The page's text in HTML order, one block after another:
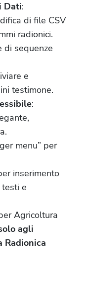
Dati:
di file CSV
radionici.
di sequenze
e
testimone.
:
menu” per
inserimento
e
Agricoltura
agli